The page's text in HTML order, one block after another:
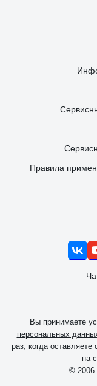
Правила
Вы принимаете
персональных
раз, когда
на
© 2006